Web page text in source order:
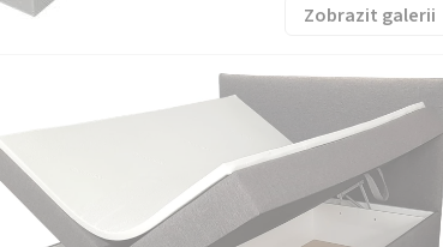
Zobrazit galerii